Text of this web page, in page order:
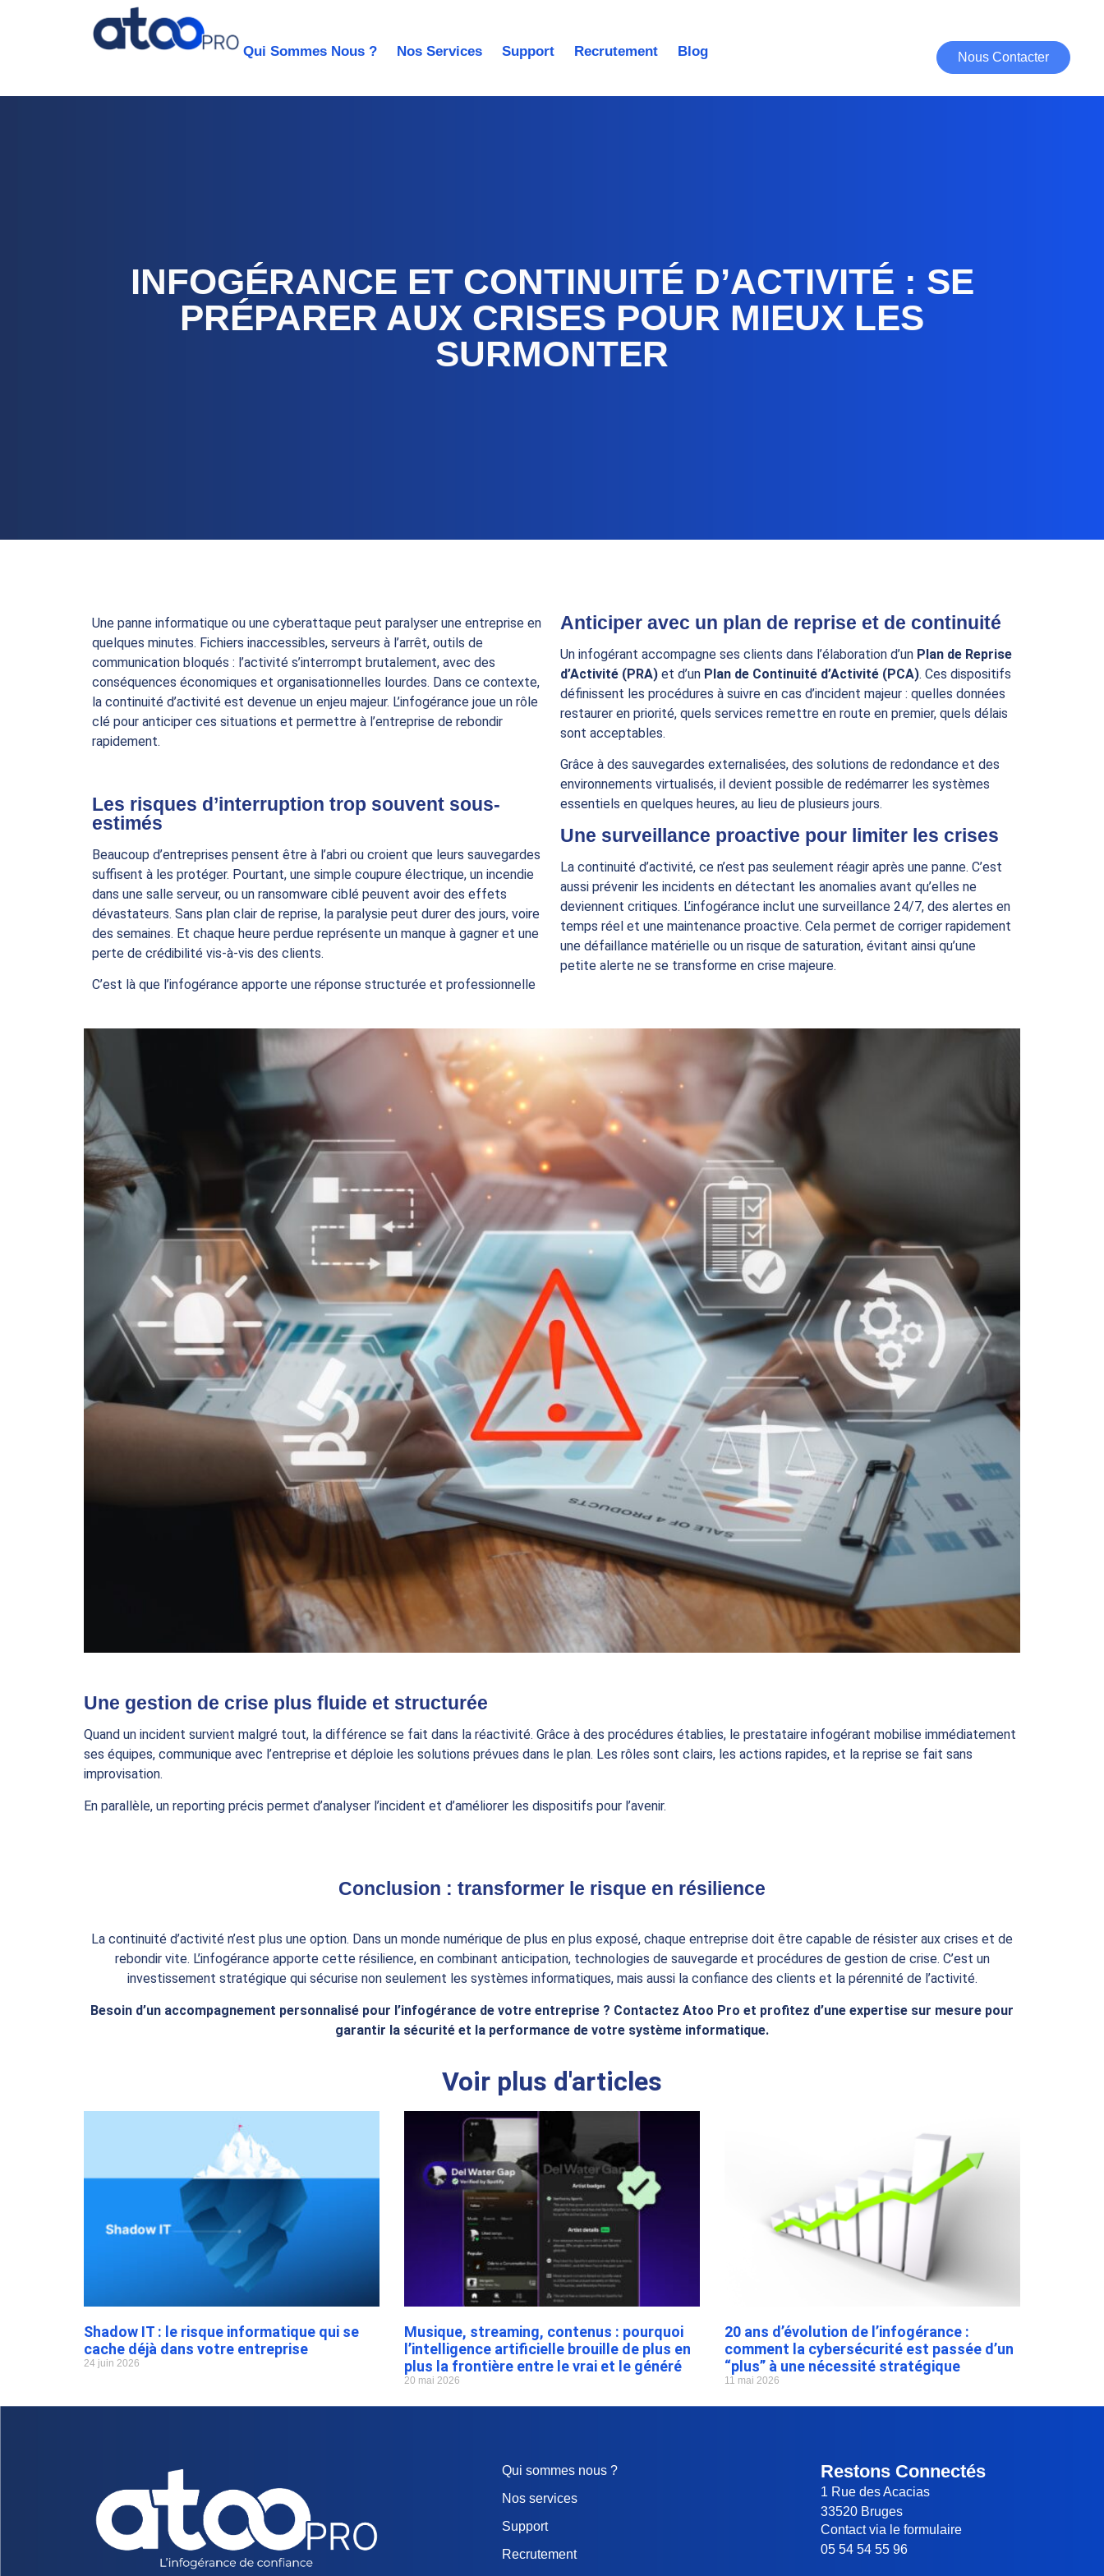
Qui Sommes Nous ? Nos Services Support Recrutement Blog Nous Contacter
INFOGÉRANCE ET CONTINUITÉ D’ACTIVITÉ : SE
PRÉPARER AUX CRISES POUR MIEUX LES
SURMONTER
Une panne informatique ou une cyberattaque peut paralyser une entreprise en
quelques minutes. Fichiers inaccessibles, serveurs à l’arrêt, outils de
communication bloqués : l’activité s’interrompt brutalement, avec des
conséquences économiques et organisationnelles lourdes. Dans ce contexte,
la continuité d’activité est devenue un enjeu majeur. L’infogérance joue un rôle
clé pour anticiper ces situations et permettre à l’entreprise de rebondir
rapidement.
Les risques d’interruption trop souvent sous-
estimés
Beaucoup d’entreprises pensent être à l’abri ou croient que leurs sauvegardes
suffisent à les protéger. Pourtant, une simple coupure électrique, un incendie
dans une salle serveur, ou un ransomware ciblé peuvent avoir des effets
dévastateurs. Sans plan clair de reprise, la paralysie peut durer des jours, voire
des semaines. Et chaque heure perdue représente un manque à gagner et une
perte de crédibilité vis-à-vis des clients.
C’est là que l’infogérance apporte une réponse structurée et professionnelle
Anticiper avec un plan de reprise et de continuité
Un infogérant accompagne ses clients dans l’élaboration d’un Plan de Reprise
d’Activité (PRA) et d’un Plan de Continuité d’Activité (PCA). Ces dispositifs
définissent les procédures à suivre en cas d’incident majeur : quelles données
restaurer en priorité, quels services remettre en route en premier, quels délais
sont acceptables.
Grâce à des sauvegardes externalisées, des solutions de redondance et des
environnements virtualisés, il devient possible de redémarrer les systèmes
essentiels en quelques heures, au lieu de plusieurs jours.
Une surveillance proactive pour limiter les crises
La continuité d’activité, ce n’est pas seulement réagir après une panne. C’est
aussi prévenir les incidents en détectant les anomalies avant qu’elles ne
deviennent critiques. L’infogérance inclut une surveillance 24/7, des alertes en
temps réel et une maintenance proactive. Cela permet de corriger rapidement
une défaillance matérielle ou un risque de saturation, évitant ainsi qu’une
petite alerte ne se transforme en crise majeure.
Une gestion de crise plus fluide et structurée
Quand un incident survient malgré tout, la différence se fait dans la réactivité. Grâce à des procédures établies, le prestataire infogérant mobilise immédiatement
ses équipes, communique avec l’entreprise et déploie les solutions prévues dans le plan. Les rôles sont clairs, les actions rapides, et la reprise se fait sans
improvisation.
En parallèle, un reporting précis permet d’analyser l’incident et d’améliorer les dispositifs pour l’avenir.
Conclusion : transformer le risque en résilience
La continuité d’activité n’est plus une option. Dans un monde numérique de plus en plus exposé, chaque entreprise doit être capable de résister aux crises et de
rebondir vite. L’infogérance apporte cette résilience, en combinant anticipation, technologies de sauvegarde et procédures de gestion de crise. C’est un
investissement stratégique qui sécurise non seulement les systèmes informatiques, mais aussi la confiance des clients et la pérennité de l’activité.
Besoin d’un accompagnement personnalisé pour l’infogérance de votre entreprise ? Contactez Atoo Pro et profitez d’une expertise sur mesure pour
garantir la sécurité et la performance de votre système informatique.
Voir plus d'articles
Shadow IT : le risque informatique qui se
cache déjà dans votre entreprise
24 juin 2026
Musique, streaming, contenus : pourquoi
l’intelligence artificielle brouille de plus en
plus la frontière entre le vrai et le généré
20 mai 2026
20 ans d’évolution de l’infogérance :
comment la cybersécurité est passée d’un
“plus” à une nécessité stratégique
11 mai 2026
Qui sommes nous ?
Nos services
Support
Recrutement
Restons Connectés
1 Rue des Acacias
33520 Bruges
Contact via le formulaire
05 54 54 55 96